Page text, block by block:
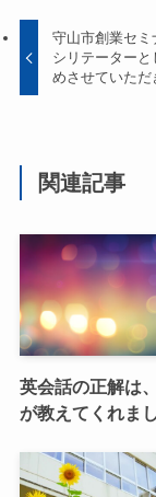
守山市創業セミ
シリテーターと
めさせていただ
関連記事
英会話の正解は
が教えてくれま